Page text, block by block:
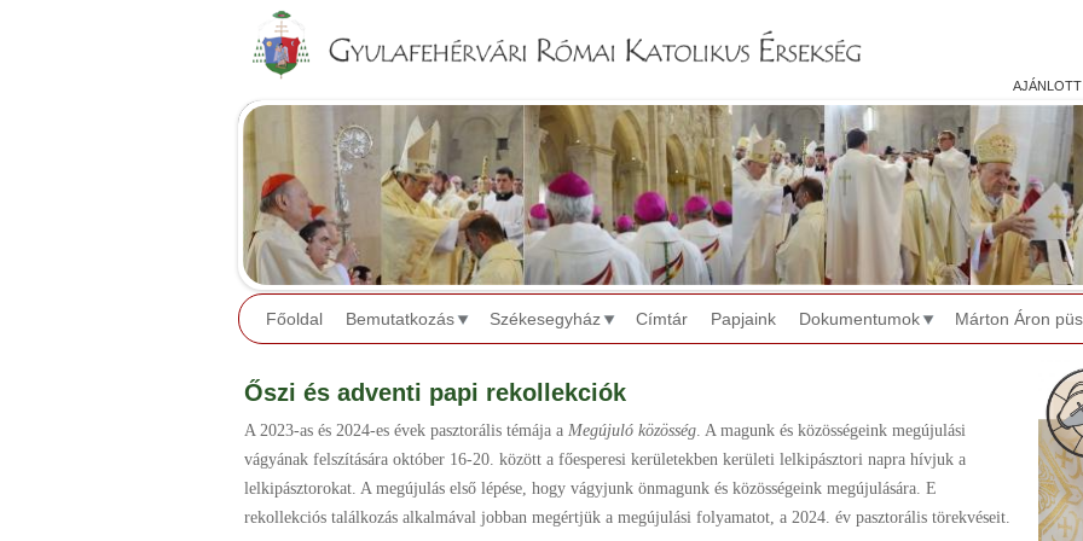
ajánlott
Főoldal Bemutatkozás Székesegyház Címtár Papjaink Dokumentumok Márton Áron
Őszi és adventi papi rekollekciók
A 2023-as és 2024-es évek pasztorális témája a Megújuló közösség. A magunk és közösségeink megújulási
vágyának felszítására október 16-20. között a főesperesi kerületekben kerületi lelkipásztori napra hívjuk a
lelkipásztorokat. A megújulás első lépése, hogy vágyjunk önmagunk és közösségeink megújulására. E
rekollekciós találkozás alkalmával jobban megértjük a megújulási folyamatot, a 2024. év pasztorális törekvéseit.